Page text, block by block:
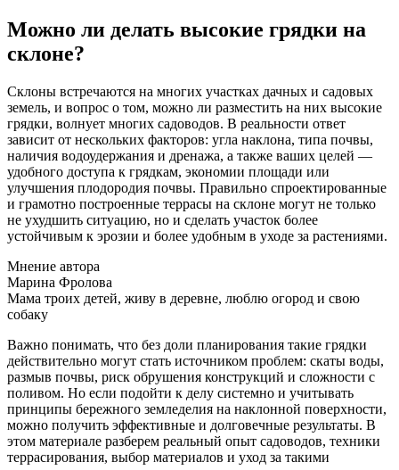
Можно ли делать высокие грядки на
склоне?
Склоны встречаются на многих участках дачных и садовых
земель, и вопрос о том, можно ли разместить на них высокие
грядки, волнует многих садоводов. В реальности ответ
зависит от нескольких факторов: угла наклона, типа почвы,
наличия водоудержания и дренажа, а также ваших целей —
удобного доступа к грядкам, экономии площади или
улучшения плодородия почвы. Правильно спроектированные
и грамотно построенные террасы на склоне могут не только
не ухудшить ситуацию, но и сделать участок более
устойчивым к эрозии и более удобным в уходе за растениями.
Мнение автора
Марина Фролова
Мама троих детей, живу в деревне, люблю огород и свою
собаку
Важно понимать, что без доли планирования такие грядки
действительно могут стать источником проблем: скаты воды,
размыв почвы, риск обрушения конструкций и сложности с
поливом. Но если подойти к делу системно и учитывать
принципы бережного земледелия на наклонной поверхности,
можно получить эффективные и долговечные результаты. В
этом материале разберем реальный опыт садоводов, техники
террасирования, выбор материалов и уход за такими